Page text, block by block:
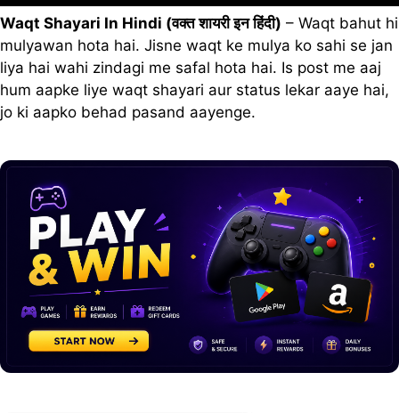
Waqt Shayari In Hindi (वक्त शायरी इन हिंदी) – Waqt bahut hi
mulyawan hota hai. Jisne waqt ke mulya ko sahi se jan
liya hai wahi zindagi me safal hota hai. Is post me aaj
hum aapke liye waqt shayari aur status lekar aaye hai,
jo ki aapko behad pasand aayenge.